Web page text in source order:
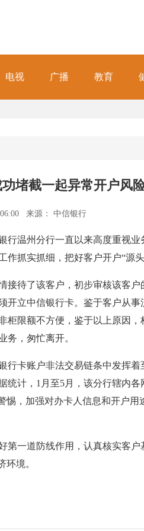
电视 广播 教育
堵截一起异常开户风
来源： 中信银行
州分行一直以来高度重视业
抓实抓细，把好客户开户“源
了该客户，初步审核该客户
立中信银行卡。鉴于客户从
限额不方便，鉴于以上原因
务，匆忙离开。
账户非法交易链条中发挥着
计，1月至5月，该分行辖内
，加强对办卡人信息和开户
道防线作用，认真核实客户
境。